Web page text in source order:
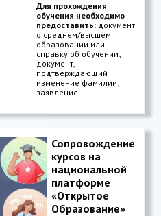
Для прохождения
обучения необходимо
предоставить: документ
о среднем/высшем
образовании или
справку об обучении;
документ,
подтверждающий
изменение фамилии;
заявление.
Сопровождение
курсов на
национальной
платформе
«Открытое
Образование»